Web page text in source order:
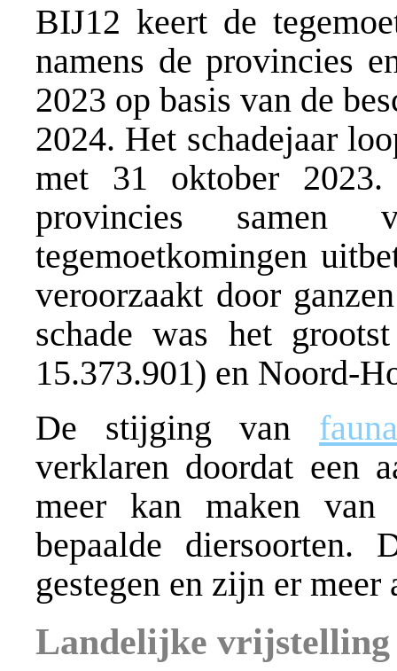
BIJ12 keert de
namens de provincies
2023 op basis van de
2024. Het schadejaar
met 31 oktober
provincies samen
tegemoetkomingen
veroorzaakt door
schade was het
15.373.901) en Noord-
De stijging van
verklaren doordat een
meer kan maken
bepaalde diersoorten.
gestegen en zijn er
Landelijke vrijstelling